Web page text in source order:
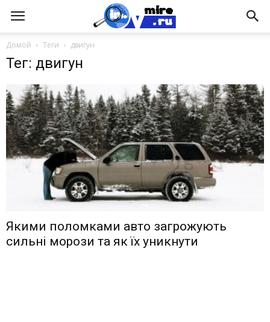
Домой Теги двигун
Тег: двигун
Якими поломками авто загрожують
сильні морози та як їх уникнути